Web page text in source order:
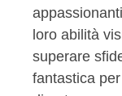
loro abilità
superare
fantastica